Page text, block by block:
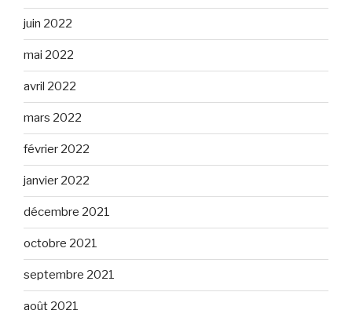
juin 2022
mai 2022
avril 2022
mars 2022
février 2022
janvier 2022
décembre 2021
octobre 2021
septembre 2021
août 2021